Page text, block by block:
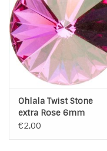
Ohlala Twist Stone
extra Rose 6mm
€2,00